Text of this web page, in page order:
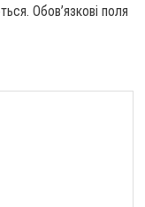
Обов’язкові поля